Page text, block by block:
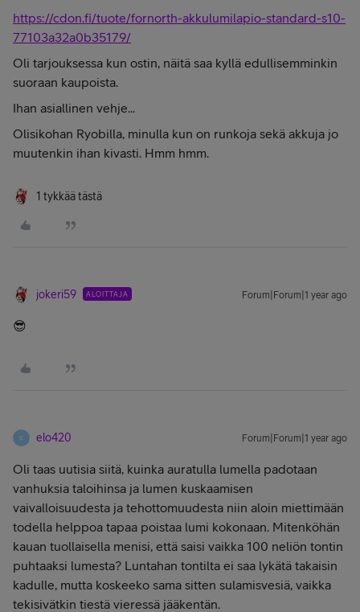
https://cdon.fi/tuote/fornorth-akkulumilapio-standard-s10-
77103a32a0b35179/
Oli tarjouksessa kun ostin, näitä saa kyllä edullisemminkin
suoraan kaupoista.
Ihan asiallinen vehje...
Olisikohan Ryobilla, minulla kun on runkoja sekä akkuja jo
muutenkin ihan kivasti. Hmm hmm.
1 tykkää tästä
jokeri59 ALOITTAJA Forum|Forum|1 year ago
😎
E elo420 Forum|Forum|1 year ago
Oli taas uutisia siitä, kuinka auratulla lumella padotaan
vanhuksia taloihinsa ja lumen kuskaamisen
vaivalloisuudesta ja tehottomuudesta niin aloin miettimään
todella helppoa tapaa poistaa lumi kokonaan. Mitenköhän
kauan tuollaisella menisi, että saisi vaikka 100 neliön tontin
puhtaaksi lumesta? Luntahan tontilta ei saa lykätä takaisin
kadulle, mutta koskeeko sama sitten sulamisvesiä, vaikka
tekisivätkin tiestä vieressä jääkentän.